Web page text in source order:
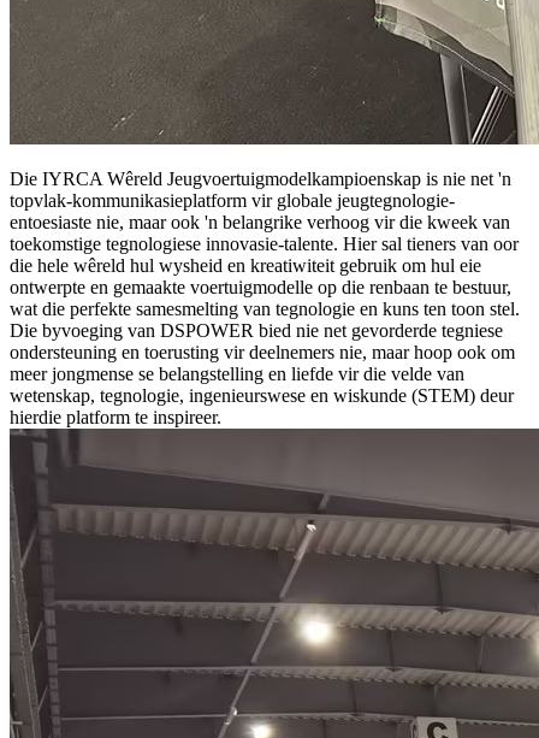
Die IYRCA Wêreld Jeugvoertuigmodelkampioenskap is nie net 'n
topvlak-kommunikasieplatform vir globale jeugtegnologie-
entoesiaste nie, maar ook 'n belangrike verhoog vir die kweek van
toekomstige tegnologiese innovasie-talente. Hier sal tieners van oor
die hele wêreld hul wysheid en kreatiwiteit gebruik om hul eie
ontwerpte en gemaakte voertuigmodelle op die renbaan te bestuur,
wat die perfekte samesmelting van tegnologie en kuns ten toon stel.
Die byvoeging van DSPOWER bied nie net gevorderde tegniese
ondersteuning en toerusting vir deelnemers nie, maar hoop ook om
meer jongmense se belangstelling en liefde vir die velde van
wetenskap, tegnologie, ingenieurswese en wiskunde (STEM) deur
hierdie platform te inspireer.